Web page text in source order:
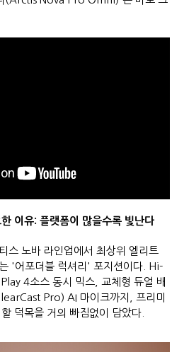
.
이유: 플랫폼이 많을수록 빛난다
스 노바 라인업에서 최상위 엘리트
'어포더블 럭셔리' 포지션이다. Hi-
4소스 동시 믹스, 교체형 듀얼 배
Pro) AI 마이크까지, 프리미
할 덕목을 거의 빠짐없이 담았다.